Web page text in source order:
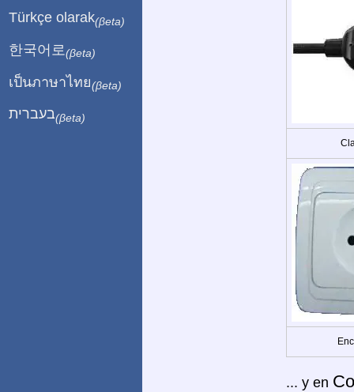
... y en
Türkçe olarak(βeta)
한국어로 (βeta)
เป็นภาษาไทย(βeta)
בעברית(βeta)